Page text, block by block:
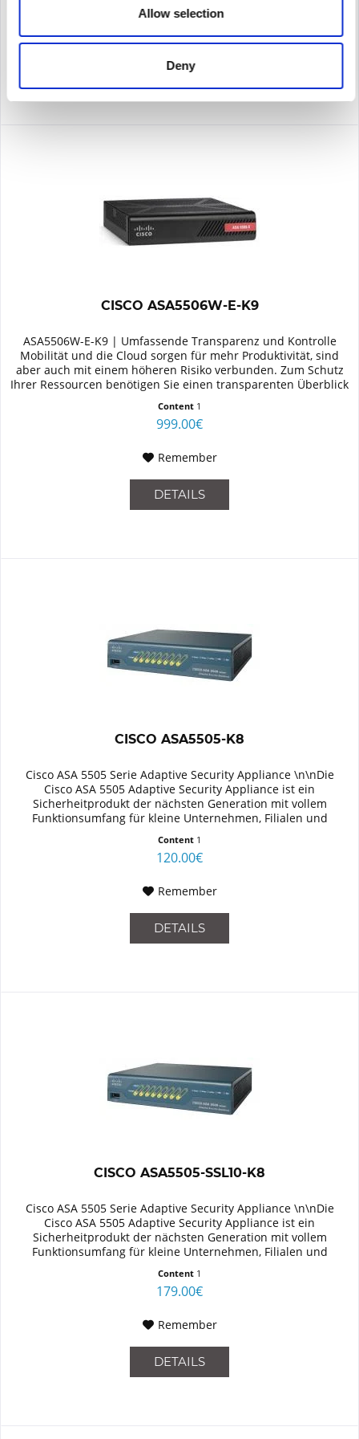
Allow selection
Deny
DETAILS
CISCO ASA5506W-E-K9
ASA5506W-E-K9 | Umfassende Transparenz und Kontrolle
Mobilität und die Cloud sorgen für mehr Produktivität, sind
aber auch mit einem höheren Risiko verbunden. Zum Schutz
Ihrer Ressourcen benötigen Sie einen transparenten Überblick
Content 1
999.00€
Remember
DETAILS
CISCO ASA5505-K8
Cisco ASA 5505 Serie Adaptive Security Appliance \n\nDie
Cisco ASA 5505 Adaptive Security Appliance ist ein
Sicherheitprodukt der nächsten Generation mit vollem
Funktionsumfang für kleine Unternehmen, Filialen und
Content 1
120.00€
Remember
DETAILS
CISCO ASA5505-SSL10-K8
Cisco ASA 5505 Serie Adaptive Security Appliance \n\nDie
Cisco ASA 5505 Adaptive Security Appliance ist ein
Sicherheitprodukt der nächsten Generation mit vollem
Funktionsumfang für kleine Unternehmen, Filialen und
Content 1
179.00€
Remember
DETAILS